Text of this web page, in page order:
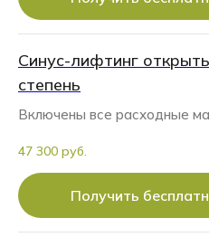
Синус-лифтинг
степень
Включены все расходные
47 300 руб.
Получить